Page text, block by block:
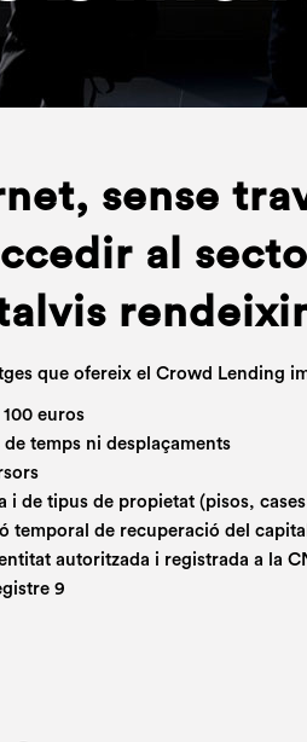
sense
al
que ofereix el Crowd Lending
euros
temps ni desplaçaments
i de tipus de propietat (pisos,
temporal de recuperació del capital
autoritzada i registrada a la
9